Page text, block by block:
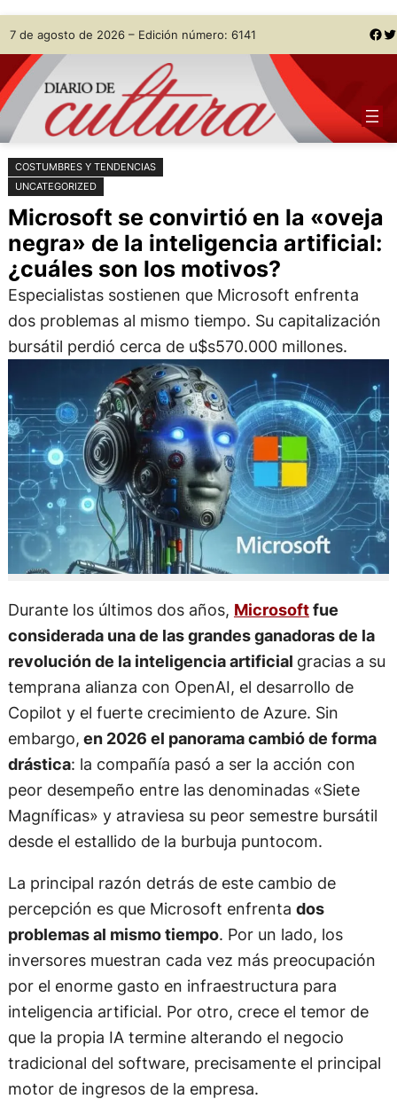
Saltar
al
contenido
Skip
to
content
7 de agosto de 2026 – Edición número: 6141 Facebook Twitter
COSTUMBRES Y TENDENCIAS
UNCATEGORIZED
Microsoft se convirtió en la «oveja
negra» de la inteligencia artificial:
¿cuáles son los motivos?
Especialistas sostienen que Microsoft enfrenta
dos problemas al mismo tiempo. Su capitalización
bursátil perdió cerca de u$s570.000 millones.
Durante los últimos dos años, Microsoftfue
considerada una de las grandes ganadoras de la
revolución de la inteligencia artificial gracias a su
temprana alianza con OpenAI, el desarrollo de
Copilot y el fuerte crecimiento de Azure. Sin
embargo, en 2026 el panorama cambió de forma
drástica: la compañía pasó a ser la acción con
peor desempeño entre las denominadas «Siete
Magníficas» y atraviesa su peor semestre bursátil
desde el estallido de la burbuja puntocom.
La principal razón detrás de este cambio de
percepción es que Microsoft enfrenta dos
problemas al mismo tiempo. Por un lado, los
inversores muestran cada vez más preocupación
por el enorme gasto en infraestructura para
inteligencia artificial. Por otro, crece el temor de
que la propia IA termine alterando el negocio
tradicional del software, precisamente el principal
motor de ingresos de la empresa.